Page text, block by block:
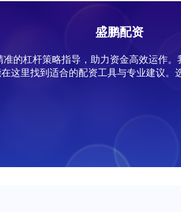
盛鹏配资
的杠杆策略指导，助力资金高效运作
这里找到适合的配资工具与专业建议。